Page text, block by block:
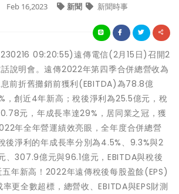
Feb 16,2023 新聞 新聞時事
09:20:55)遠傳電信(2月15日)召開2
說明會。遠傳2022年第四季合併總營收為
前折舊攤銷前獲利(EBITDA)為78.8億
，創近4年新高；稅後淨利為25.5億元，稅
元，年成長率達29%，居同業之冠，獲
年全年營運績效亮眼，全年度合併總營
後淨利的年成長率分別為4.5%、9.3%與2
、307.9億元與96.1億元，EBITDA與稅後
年新高！2022年遠傳稅後每股盈餘(EPS)
更全數超標，總營收、EBITDA與EPS財測